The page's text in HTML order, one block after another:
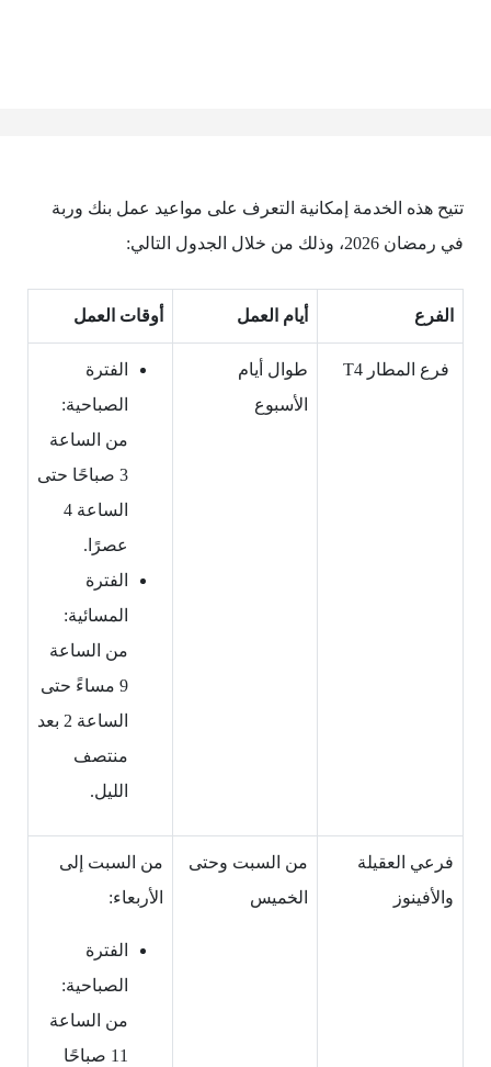
تتيح هذه الخدمة إمكانية التعرف على مواعيد عمل بنك وربة
في رمضان 2026، وذلك من خلال الجدول التالي:
الفرع أيام العمل أوقات العمل
فرع المطار T4
طوال أيام
الأسبوع
الفترة
الصباحية:
من الساعة
3 صباحًا حتى
الساعة 4
عصرًا.
الفترة
المسائية:
من الساعة
9 مساءً حتى
الساعة 2 بعد
منتصف
الليل.
فرعي العقيلة
والأفينوز
من السبت وحتى
الخميس
من السبت إلى
الأربعاء:
الفترة
الصباحية:
من الساعة
11 صباحًا